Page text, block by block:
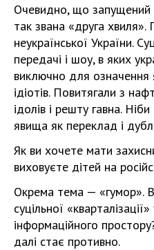
Очевидно, що запущений
так звана «друга
неукраїнської України.
передачі і шоу, в яких
виключно для означення
ідіотів. Повитягали з
ідолів і решту гавна.
явища як переклад і
Як ви хочете мати
виховуєте дітей на
Окрема тема — «гумор».
суцільної
інформаційного
далі стає противно.